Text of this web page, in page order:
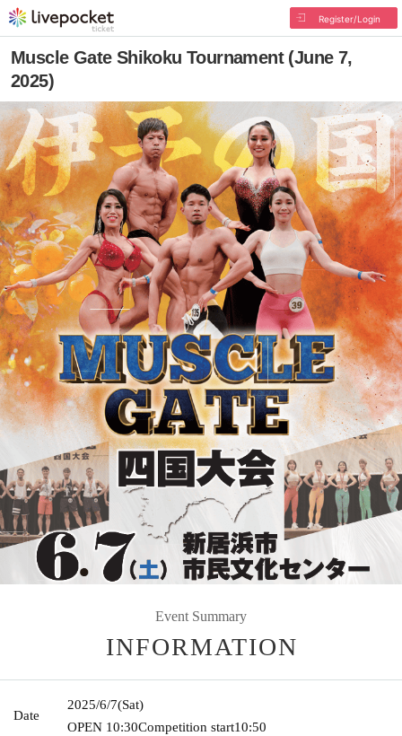
Register/Login
Muscle Gate Shikoku Tournament (June 7,
2025)
Event Summary
INFORMATION
Date
2025/6/7(Sat)
OPEN​ ​ 10:30Competition start10:50